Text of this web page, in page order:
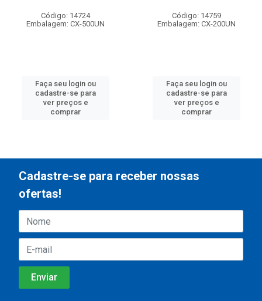
Código: 14724
Embalagem: CX-500UN
Faça seu login ou
cadastre-se para
ver preços e
comprar
Código: 14759
Embalagem: CX-200UN
Faça seu login ou
cadastre-se para
ver preços e
comprar
Cadastre-se para receber nossas
ofertas!